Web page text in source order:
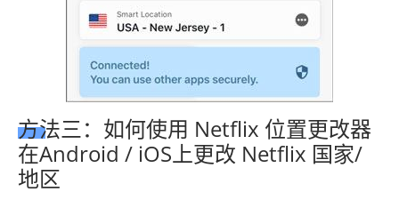
方法三：如何使用 Netflix 位置更改器
在Android / iOS上更改 Netflix 国家/
地区